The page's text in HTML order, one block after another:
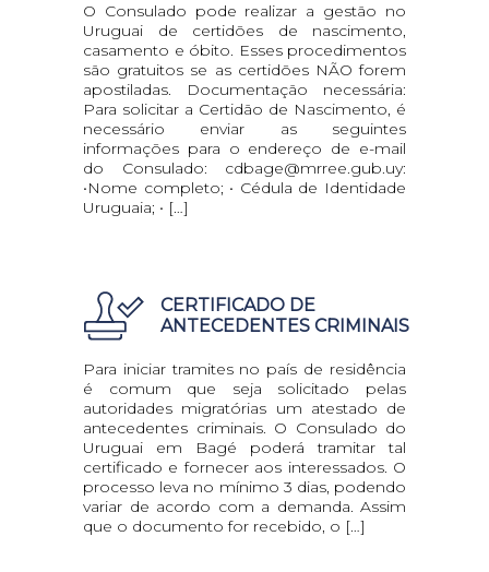
O Consulado pode realizar a gestão no
Uruguai de certidões de nascimento,
casamento e óbito. Esses procedimentos
são gratuitos se as certidões NÃO forem
apostiladas. Documentação necessária:
Para solicitar a Certidão de Nascimento, é
necessário enviar as seguintes
informações para o endereço de e-mail
do Consulado: cdbage@mrree.gub.uy:
•Nome completo; • Cédula de Identidade
Uruguaia; • […]
CERTIFICADO DE
ANTECEDENTES CRIMINAIS
Para iniciar tramites no país de residência
é comum que seja solicitado pelas
autoridades migratórias um atestado de
antecedentes criminais. O Consulado do
Uruguai em Bagé poderá tramitar tal
certificado e fornecer aos interessados. O
processo leva no mínimo 3 dias, podendo
variar de acordo com a demanda. Assim
que o documento for recebido, o […]